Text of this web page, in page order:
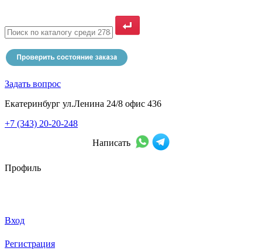
Задать вопрос
Екатеринбург ул.Ленина 24/8 офис 436
+7 (343) 20-20-248
Написать
Профиль
Вход
Регистрация